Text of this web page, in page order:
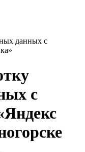
данных с
с